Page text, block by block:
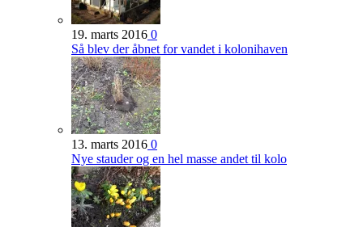
19. marts 2016 0
Så blev der åbnet for vandet i kolonihaven
13. marts 2016 0
Nye stauder og en hel masse andet til kolo